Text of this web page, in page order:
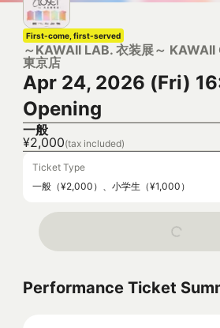
First-come, first-served
～KAWAII LAB. 衣装展～
東京店
Apr 24, 2026 (Fri)
Opening
一般
¥2,000(tax included)
Ticket Type
一般（¥2,000）、小学生（¥1,000）
Performance Ticket